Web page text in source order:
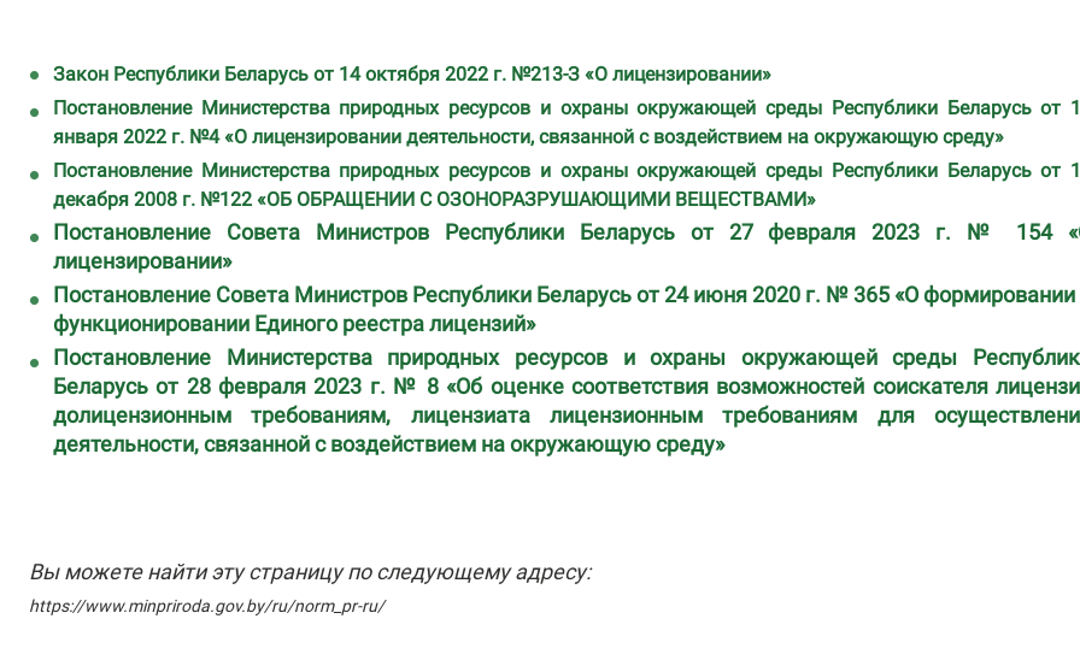
Закон Республики Беларусь от 14 октября 2022 г. №213-З «О лицензировании»
Постановление Министерства природных ресурсов и охраны окружающей среды Республики Беларусь от
января 2022 г. №4 «О лицензировании деятельности, связанной с воздействием на окружающую среду»
Постановление Министерства природных ресурсов и охраны окружающей среды Республики Беларусь от
декабря 2008 г. №122 «ОБ ОБРАЩЕНИИ С ОЗОНОРАЗРУШАЮЩИМИ ВЕЩЕСТВАМИ»
Постановление Совета Министров Республики Беларусь от 27 февраля 2023 г. № 154
лицензировании»
Постановление Совета Министров Республики Беларусь от 24 июня 2020 г. № 365 «О формировании
функционировании Единого реестра лицензий»
Постановление Министерства природных ресурсов и охраны окружающей среды
Беларусь от 28 февраля 2023 г. № 8 «Об оценке соответствия возможностей соискателя
долицензионным требованиям, лицензиата лицензионным требованиям для
деятельности, связанной с воздействием на окружающую среду»
Вы можете найти эту страницу по следующему адресу:
https://www.minpriroda.gov.by/ru/norm_pr-ru/